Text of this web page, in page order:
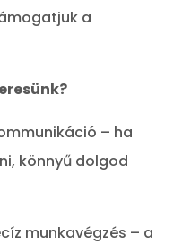
a
– ha
könnyű dolgod
munkavégzés – a